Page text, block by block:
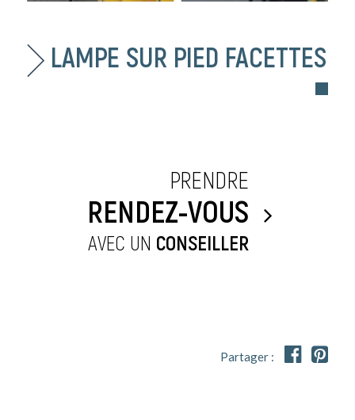
LAMPE SUR PIED FACETTES
PRENDRE
RENDEZ-VOUS
AVEC UN CONSEILLER
Partager :  